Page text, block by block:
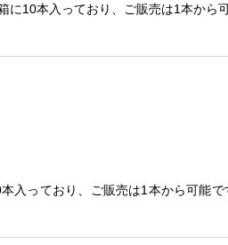
10本入っており、ご販売は1本か
入っており、ご販売は1本から可能